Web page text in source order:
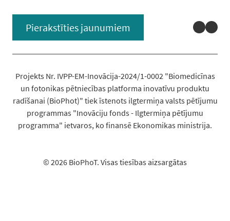
Pierakstīties jaunumiem
Projekts Nr. IVPP-EM-Inovācija-2024/1-0002 "Biomedicīnas
un fotonikas pētniecības platforma inovatīvu produktu
radīšanai (BioPhot)" tiek īstenots ilgtermiņa valsts pētījumu
programmas "Inovāciju fonds - Ilgtermiņa pētījumu
programma" ietvaros, ko finansē Ekonomikas ministrija.
© 2026 BioPhoT. Visas tiesības aizsargātas